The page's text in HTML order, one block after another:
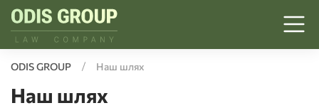
ODIS GROUP Наш шлях
Наш шлях